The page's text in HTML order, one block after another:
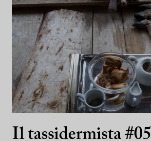
Il tassidermista #05